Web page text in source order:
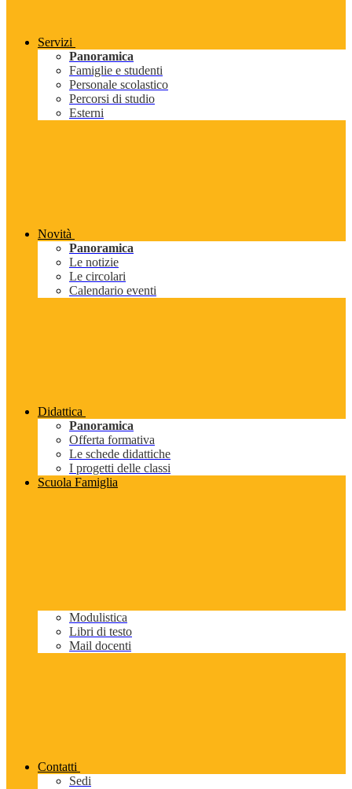
Servizi
Panoramica
Famiglie e studenti
Personale scolastico
Percorsi di studio
Esterni
Novità
Panoramica
Le notizie
Le circolari
Calendario eventi
Didattica
Panoramica
Offerta formativa
Le schede didattiche
I progetti delle classi
Scuola Famiglia
Modulistica
Libri di testo
Mail docenti
Contatti
Sedi